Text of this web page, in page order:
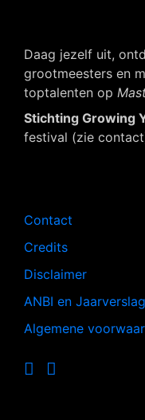
Daag jezelf uit,
grootmeesters en
toptalenten op
Stichting Growing
festival (zie
Contact
Credits
Disclaimer
ANBI en Jaarverslag
Algemene